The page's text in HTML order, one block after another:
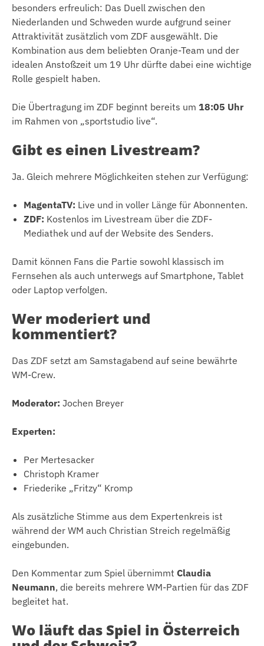
besonders erfreulich: Das Duell zwischen den
Niederlanden und Schweden wurde aufgrund seiner
Attraktivität zusätzlich vom ZDF ausgewählt. Die
Kombination aus dem beliebten Oranje-Team und der
idealen Anstoßzeit um 19 Uhr dürfte dabei eine wichtige
Rolle gespielt haben.
Die Übertragung im ZDF beginnt bereits um 18:05 Uhr
im Rahmen von „sportstudio live“.
Gibt es einen Livestream?
Ja. Gleich mehrere Möglichkeiten stehen zur Verfügung:
MagentaTV: Live und in voller Länge für Abonnenten.
ZDF: Kostenlos im Livestream über die ZDF-
Mediathek und auf der Website des Senders.
Damit können Fans die Partie sowohl klassisch im
Fernsehen als auch unterwegs auf Smartphone, Tablet
oder Laptop verfolgen.
Wer moderiert und
kommentiert?
Das ZDF setzt am Samstagabend auf seine bewährte
WM-Crew.
Moderator: Jochen Breyer
Experten:
Per Mertesacker
Christoph Kramer
Friederike „Fritzy“ Kromp
Als zusätzliche Stimme aus dem Expertenkreis ist
während der WM auch Christian Streich regelmäßig
eingebunden.
Den Kommentar zum Spiel übernimmt Claudia
Neumann, die bereits mehrere WM-Partien für das ZDF
begleitet hat.
Wo läuft das Spiel in Österreich